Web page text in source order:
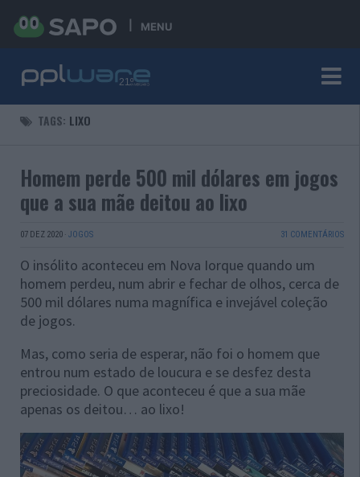
MENU
TAGS: LIXO
Homem perde 500 mil dólares em jogos
que a sua mãe deitou ao lixo
07 DEZ 2020 · JOGOS 31 COMENTÁRIOS
O insólito aconteceu em Nova Iorque quando um
homem perdeu, num abrir e fechar de olhos, cerca de
500 mil dólares numa magnífica e invejável coleção
de jogos.
Mas, como seria de esperar, não foi o homem que
entrou num estado de loucura e se desfez desta
preciosidade. O que aconteceu é que a sua mãe
apenas os deitou… ao lixo!